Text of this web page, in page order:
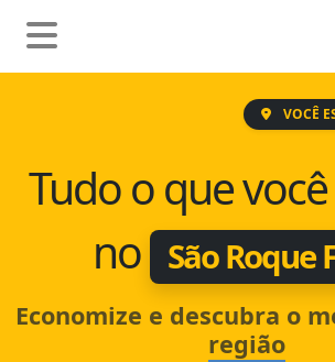
VOCÊ
Tudo o que
no
São Roque
Economize e descubra o
região